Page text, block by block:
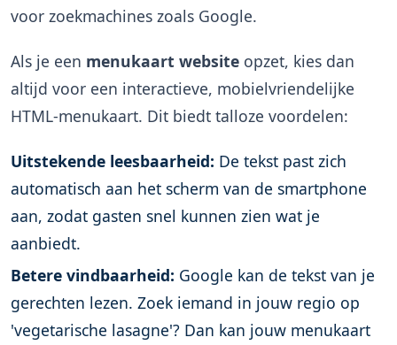
voor zoekmachines zoals Google.
Als je een menukaart website opzet, kies dan
altijd voor een interactieve, mobielvriendelijke
HTML-menukaart. Dit biedt talloze voordelen:
Uitstekende leesbaarheid: De tekst past zich
automatisch aan het scherm van de smartphone
aan, zodat gasten snel kunnen zien wat je
aanbiedt.
Betere vindbaarheid: Google kan de tekst van je
gerechten lezen. Zoek iemand in jouw regio op
'vegetarische lasagne'? Dan kan jouw menukaart